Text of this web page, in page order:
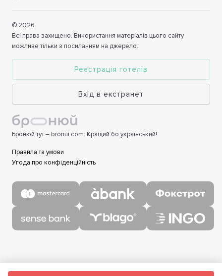
© 2026
Всі права захищено. Використання матеріалів цього сайту
можливе тільки з посиланням на джерело.
Реєстрація готелів
Вхід в екстранет
Бронюй тут – bronui.com. Кращий бо український!
Правила та умови
Угода про конфіденційність